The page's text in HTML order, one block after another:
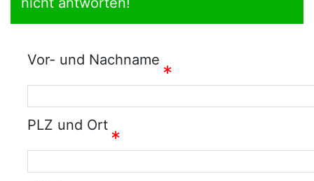
Vor- und Nachname
*
PLZ und Ort
*